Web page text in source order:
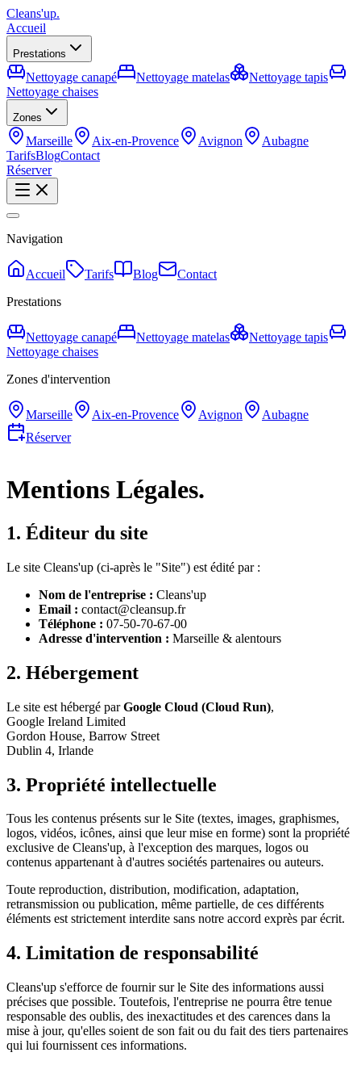
Cleans'up.
Accueil
Prestations
Nettoyage canapé Nettoyage matelas
Nettoyage tapis
Nettoyage chaises
Zones
Marseille Aix-en-Provence Avignon
Aubagne
TarifsBlogContact
Réserver
Navigation
Accueil Tarifs Blog
Contact
Prestations
Nettoyage canapé Nettoyage matelas
Nettoyage tapis
Nettoyage chaises
Zones d'intervention
Marseille Aix-en-Provence Avignon
Aubagne
Réserver
Mentions Légales.
1. Éditeur du site
Le site Cleans'up (ci-après le "Site") est édité par :
Nom de l'entreprise : Cleans'up
Email : contact@cleansup.fr
Téléphone : 07-50-70-67-00
Adresse d'intervention : Marseille & alentours
2. Hébergement
Le site est hébergé parGoogle Cloud (Cloud Run),
Google Ireland Limited
Gordon House, Barrow Street
Dublin 4, Irlande
3. Propriété intellectuelle
Tous les contenus présents sur le Site (textes, images, graphismes,
logos, vidéos, icônes, ainsi que leur mise en forme) sont la propriété
exclusive de Cleans'up, à l'exception des marques, logos ou
contenus appartenant à d'autres sociétés partenaires ou auteurs.
Toute reproduction, distribution, modification, adaptation,
retransmission ou publication, même partielle, de ces différents
éléments est strictement interdite sans notre accord exprès par écrit.
4. Limitation de responsabilité
Cleans'up s'efforce de fournir sur le Site des informations aussi
précises que possible. Toutefois, l'entreprise ne pourra être tenue
responsable des oublis, des inexactitudes et des carences dans la
mise à jour, qu'elles soient de son fait ou du fait des tiers partenaires
qui lui fournissent ces informations.